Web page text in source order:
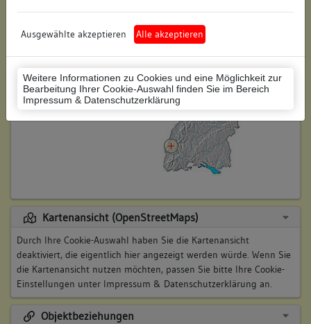
Ausgewählte akzeptieren Alle akzeptieren
Weitere Informationen zu Cookies und eine Möglichkeit zur
Bearbeitung Ihrer Cookie-Auswahl finden Sie im Bereich
Impressum & Datenschutzerklärung
Flurstücknummer: keine
Historischer Straßenname: keiner
Lage des Wohnplatzes:
Kartenansicht (OpenStreetMaps)
Durch Ihre Cookie-Auswahl haben Sie die Kartenansicht
deaktiviert, die eigentlich hier angezeigt werden würde. Wenn Sie
die Kartenansicht nutzen möchten, passen Sie bitte Ihre Cookie-
Einstellungen unter Impressum & Datenschutzerklärung an.
Objektbeziehungen